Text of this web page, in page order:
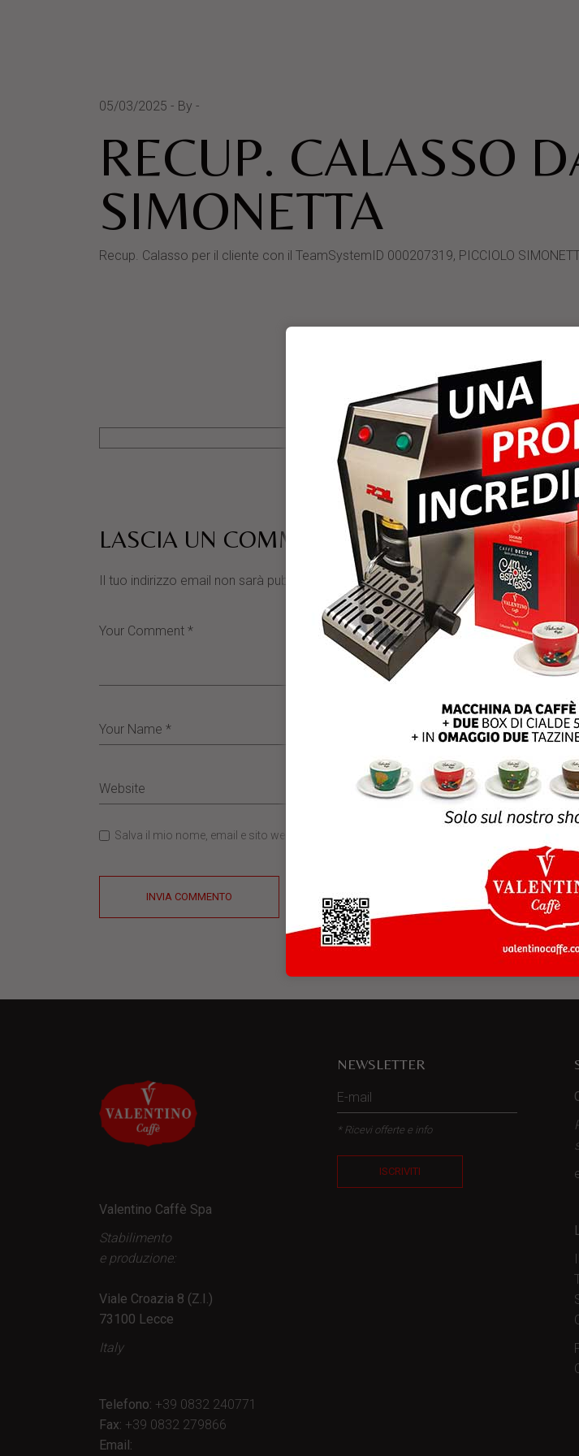
05/03/2025 By
RECUP. CALASSO
SIMONETTA
Recup. Calasso per il cliente con il TeamSystemID 000207319, PICCIOLO
LASCIA UN COMMENTO
Il tuo indirizzo email non sarà pubblicato. I campi obbligatori sono contrassegnati
Salva il mio nome, email e sito web in questo browser per la prossima volta che commento.
INVIA COMMENTO
Valentino Caffè Spa
Stabilimento
e produzione:
Viale Croazia 8 (Z.I.)
73100 Lecce
Italy
Telefono: +39 0832 240771
Fax: +39 0832 279866
Email:
NEWSLETTER
* Ricevi offerte e info
ISCRIVITI